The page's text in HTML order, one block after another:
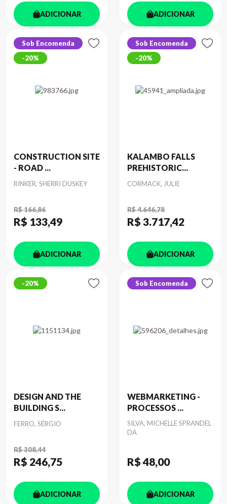
ADICIONAR ADICIONAR
Sob Encomenda
20%
CONSTRUCTION SITE
- ROAD ...
Autor
RINKER, SHERRI DUSKEY
R$ 166,86
R$ 133,49
ADICIONAR
Sob Encomenda
20%
KALAMBO FALLS
PREHISTORIC...
Autor
CORMACK, JULIE
R$ 4.646,78
R$ 3.717,42
ADICIONAR
20%
DESIGN AND THE
BUILDING S...
Autor
FERRO, SÉRGIO
R$ 308,44
R$ 246,75
ADICIONAR
Sob Encomenda
WEBMARKETING -
PROCESSOS ...
Autor
SILVA, MICHELLE SPRANDEL
DA
R$ 48,00
ADICIONAR